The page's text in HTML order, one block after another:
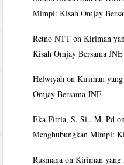
Mimpi: Kisah Omjay
Retno NTT onKiriman
Kisah Omjay Bersama JNE
Helwiyah onKiriman
Omjay Bersama JNE
Eka Fitria, S. Si., M. Pd
Menghubungkan Mimpi:
Rusmana onKiriman yang